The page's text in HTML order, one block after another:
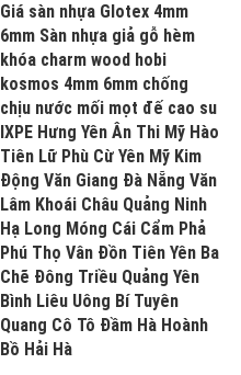
Giá sàn nhựa Glotex 4mm
6mm Sàn nhựa giả gỗ hèm
khóa charm wood hobi
kosmos 4mm 6mm chống
chịu nước mối mọt đế cao su
IXPE Hưng Yên Ân Thi Mỹ Hào
Tiên Lữ Phù Cừ Yên Mỹ Kim
Động Văn Giang Đà Nẵng Văn
Lâm Khoái Châu Quảng Ninh
Hạ Long Móng Cái Cẩm Phả
Phú Thọ Vân Đồn Tiên Yên Ba
Chẽ Đông Triều Quảng Yên
Bình Liêu Uông Bí Tuyên
Quang Cô Tô Đầm Hà Hoành
Bồ Hải Hà